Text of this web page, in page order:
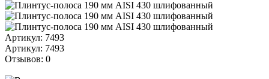
Артикул: 7493
Артикул: 7493
Отзывов: 0